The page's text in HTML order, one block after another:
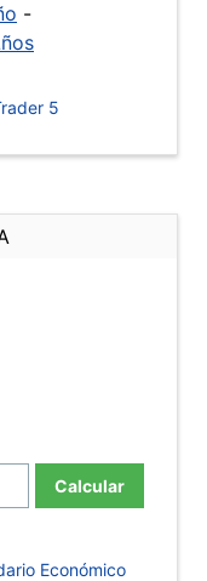
-
5
Calcular
Económico